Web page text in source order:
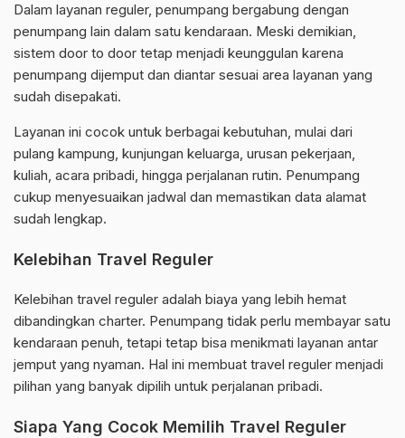
Dalam layanan reguler, penumpang bergabung dengan
penumpang lain dalam satu kendaraan. Meski demikian,
sistem door to door tetap menjadi keunggulan karena
penumpang dijemput dan diantar sesuai area layanan yang
sudah disepakati.
Layanan ini cocok untuk berbagai kebutuhan, mulai dari
pulang kampung, kunjungan keluarga, urusan pekerjaan,
kuliah, acara pribadi, hingga perjalanan rutin. Penumpang
cukup menyesuaikan jadwal dan memastikan data alamat
sudah lengkap.
Kelebihan Travel Reguler
Kelebihan travel reguler adalah biaya yang lebih hemat
dibandingkan charter. Penumpang tidak perlu membayar satu
kendaraan penuh, tetapi tetap bisa menikmati layanan antar
jemput yang nyaman. Hal ini membuat travel reguler menjadi
pilihan yang banyak dipilih untuk perjalanan pribadi.
Siapa Yang Cocok Memilih Travel Reguler